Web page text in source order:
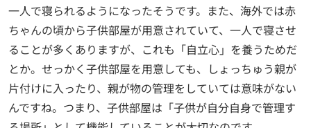
一人で寝られるようになったそうです。また、海外では赤
ちゃんの頃から子供部屋が用意されていて、一人で寝させ
ることが多くありますが、これも「自立心」を養うためだ
とか。せっかく子供部屋を用意しても、しょっちゅう親が
片付けに入ったり、親が物の管理をしていては意味がない
んですね。つまり、子供部屋は「子供が自分自身で管理す